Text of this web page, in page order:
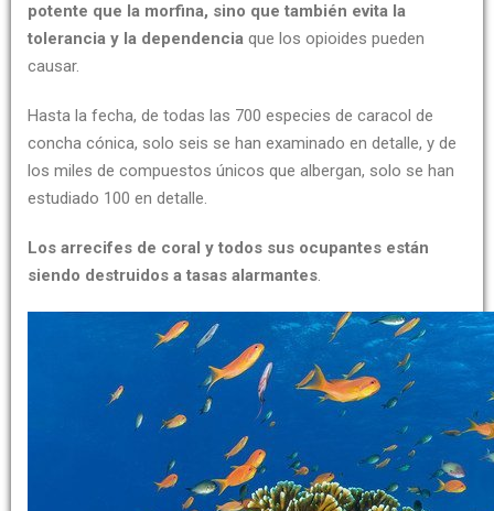
potente que la morfina, sino que también evita la
tolerancia y la dependencia que los opioides pueden
causar.
Hasta la fecha, de todas las 700 especies de caracol de
concha cónica, solo seis se han examinado en detalle, y de
los miles de compuestos únicos que albergan, solo se han
estudiado 100 en detalle.
Los arrecifes de coral y todos sus ocupantes están
siendo destruidos a tasas alarmantes.